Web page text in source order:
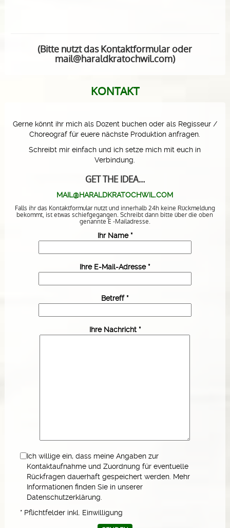
(Bitte nutzt das Kontaktformular oder
mail@haraldkratochwil.com)
KONTAKT
Gerne könnt ihr mich als Dozent buchen oder als Regisseur /
Choreograf für euere nächste Produktion anfragen.
Schreibt mir einfach und ich setze mich mit euch in
Verbindung.
GET THE IDEA…
MAIL@HARALDKRATOCHWIL.COM
Falls ihr das Kontaktformular nutzt und innerhalb 24h keine Rückmeldung
bekommt, ist etwas schiefgegangen. Schreibt dann bitte über die oben
genannte E -Mailadresse.
Ihr Name *
Ihre E-Mail-Adresse *
Betreff *
Ihre Nachricht *
Ich willige ein, dass meine Angaben zur
Kontaktaufnahme und Zuordnung für eventuelle
Rückfragen dauerhaft gespeichert werden. Mehr
Informationen finden Sie in unserer
Datenschutzerklärung.
* Pflichtfelder inkl. Einwilligung